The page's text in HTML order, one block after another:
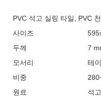
PVC 석고 실링 타일, PVC
사이즈
두께
7
모서리
테
비중
원료
석